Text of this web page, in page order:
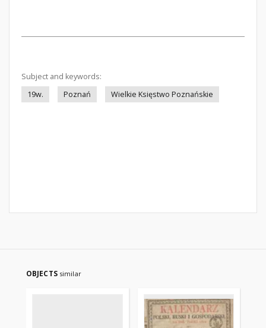
Subject and keywords:
19w.
Poznań Wielkie Księstwo Poznańskie
OBJECTS similar